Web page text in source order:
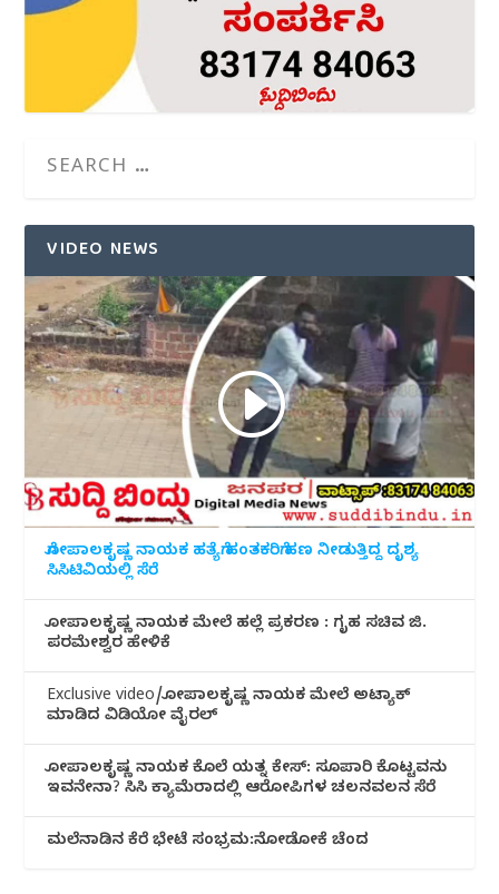
VIDEO NEWS
ಗೋಪಾಲಕೃಷ್ಣ ನಾಯಕ ಹತ್ಯೆಗೆ ಹಂತಕರಿಗೆ ಹಣ ನೀಡುತ್ತಿದ್ದ ದೃಶ್ಯ
ಸಿಸಿಟಿವಿಯಲ್ಲಿ ಸೆರೆ
ಗೋಪಾಲಕೃಷ್ಣ ನಾಯಕ ಮೇಲೆ ಹಲ್ಲೆ ಪ್ರಕರಣ : ಗೃಹ ಸಚಿವ ಜಿ.
ಪರಮೇಶ್ವರ ಹೇಳಿಕೆ
Exclusive video/ಗೋಪಾಲಕೃಷ್ಣ ನಾಯಕ ಮೇಲೆ ಅಟ್ಯಾಕ್
ಮಾಡಿದ ವಿಡಿಯೋ ವೈರಲ್
ಗೋಪಾಲಕೃಷ್ಣ ನಾಯಕ ಕೊಲೆ ಯತ್ನ ಕೇಸ್: ಸೂಪಾರಿ ಕೊಟ್ಟವನು
ಇವನೇನಾ? ಸಿಸಿ ಕ್ಯಾಮೆರಾದಲ್ಲಿ ಆರೋಪಿಗಳ ಚಲನವಲನ ಸೆರೆ
ಮಲೆನಾಡಿ‌ನ ಕೆರೆ ಭೇಟೆ ಸಂಭ್ರಮ:ನೋಡೋಕೆ ಚೆಂದ